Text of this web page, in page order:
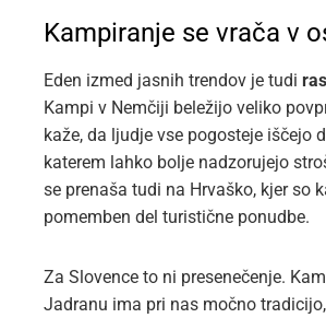
Kampiranje se vrača v
Eden izmed jasnih trendov je tudi
Kampi v Nemčiji beležijo veliko
kaže, da ljudje vse pogosteje iščejo
katerem lahko bolje nadzorujejo
se prenaša tudi na Hrvaško, kjer so
pomemben del turistične ponudbe.
Za Slovence to ni presenečenje.
Jadranu ima pri nas močno